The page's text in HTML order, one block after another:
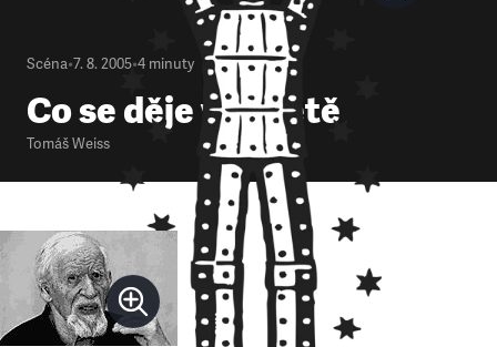
Scéna•7. 8. 2005•4 minuty
Co se děje ve světě
Tomáš Weiss